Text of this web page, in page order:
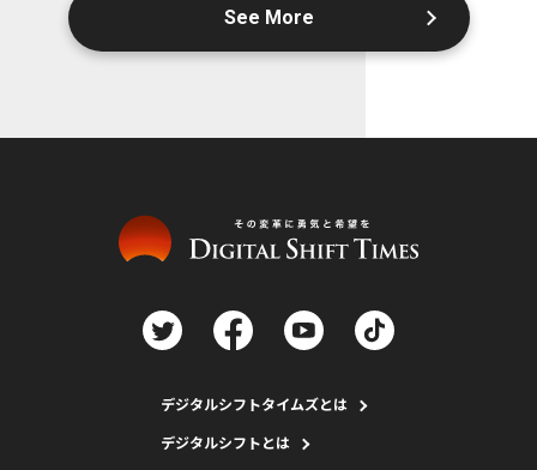
See More
デジタルシフトタイムズとは
デジタルシフトとは